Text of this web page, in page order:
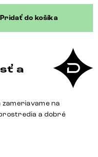
Pridať do košíka
a
zameriavame na
a dobré